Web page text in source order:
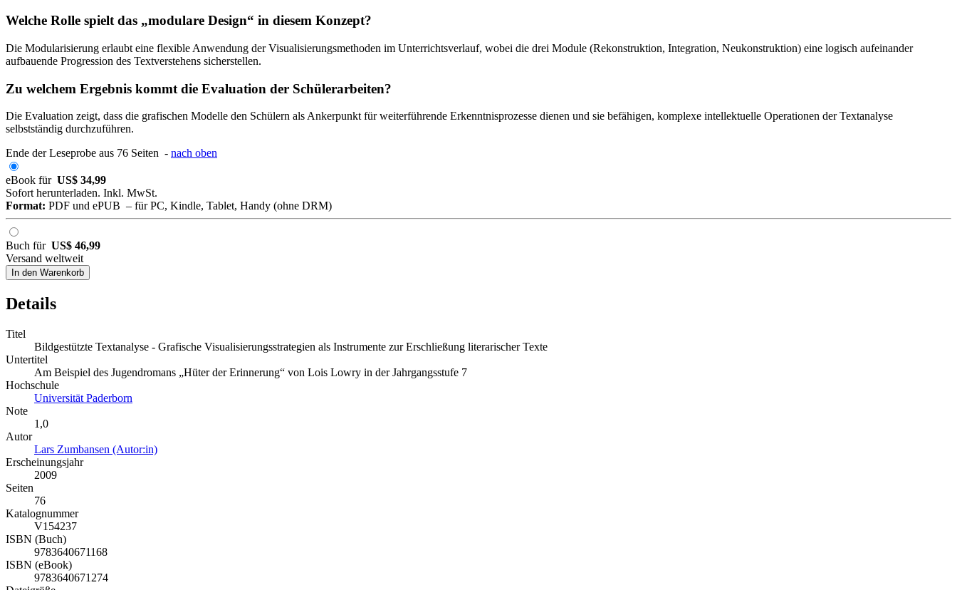
Welche Rolle spielt das „modulare Design“ in diesem Konzept?
Die Modularisierung erlaubt eine flexible Anwendung der Visualisierungsmethoden im Unterrichtsverlauf, wobei die drei Module (Rekonstruktion, Integration, Neukonstruktion) eine logisch aufeinander
aufbauende Progression des Textverstehens sicherstellen.
Zu welchem Ergebnis kommt die Evaluation der Schülerarbeiten?
Die Evaluation zeigt, dass die grafischen Modelle den Schülern als Ankerpunkt für weiterführende Erkenntnisprozesse dienen und sie befähigen, komplexe intellektuelle Operationen der Textanalyse
selbstständig durchzuführen.
Ende der Leseprobe aus 76 Seiten - nach oben
eBook für US$ 34,99
Sofort herunterladen. Inkl. MwSt.
Format: PDF und ePUB – für PC, Kindle, Tablet, Handy (ohne DRM)
Buch für US$ 46,99
Versand weltweit
In den Warenkorb
Details
Titel
Bildgestützte Textanalyse - Grafische Visualisierungsstrategien als Instrumente zur Erschließung literarischer Texte
Untertitel
Am Beispiel des Jugendromans „Hüter der Erinnerung“ von Lois Lowry in der Jahrgangsstufe 7
Hochschule
Universität Paderborn
Note
1,0
Autor
Lars Zumbansen (Autor:in)
Erscheinungsjahr
2009
Seiten
76
Katalognummer
V154237
ISBN (Buch)
9783640671168
ISBN (eBook)
9783640671274